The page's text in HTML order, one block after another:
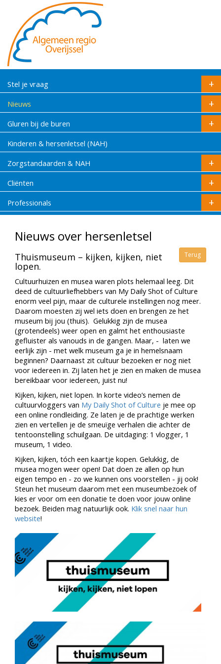
Stel je vraag
Nieuws
Gluren bij de buren
Kinderen & hersenletsel (NAH)
Zorgstandaarden & NAH
Cliënten
Professionals
Nieuws over hersenletsel
Terug
Thuismuseum – kijken, kijken, niet
lopen.
Cultuurhuizen en musea waren plots helemaal leeg. Dit
deed de cultuurliefhebbers van My Daily Shot of Culture
enorm veel pijn, maar de culturele instellingen nog meer.
Daarom moesten zij wel iets doen en brengen ze het
museum bij jou (thuis). Gelukkig zijn de musea
(grotendeels) weer open en galmt het enthousiaste
gefluister als vanouds in de gangen. Maar, - laten we
eerlijk zijn - met welk museum ga je in hemelsnaam
beginnen? Daarnaast zit cultuur bezoeken er nog niet
voor iedereen in. Zij laten het je zien en maken de musea
bereikbaar voor iedereen, juist nu!
Kijken, kijken, niet lopen. In korte video’s nemen de
cultuurvloggers van My Daily Shot of Culture je mee op
een online rondleiding. Ze laten je de prachtige werken
zien en vertellen je de smeuïge verhalen die achter de
tentoonstelling schuilgaan. De uitdaging: 1 vlogger, 1
museum, 1 video.
Kijken, kijken, tóch een kaartje kopen. Gelukkig, de
musea mogen weer open! Dat doen ze allen op hun
eigen tempo en - zo we kunnen ons voorstellen - jij ook!
Steun het museum daarom met een museumbezoek of
kies er voor om een donatie te doen voor jouw online
bezoek. Beiden mag natuurlijk ook. Klik snel naar hun
website!